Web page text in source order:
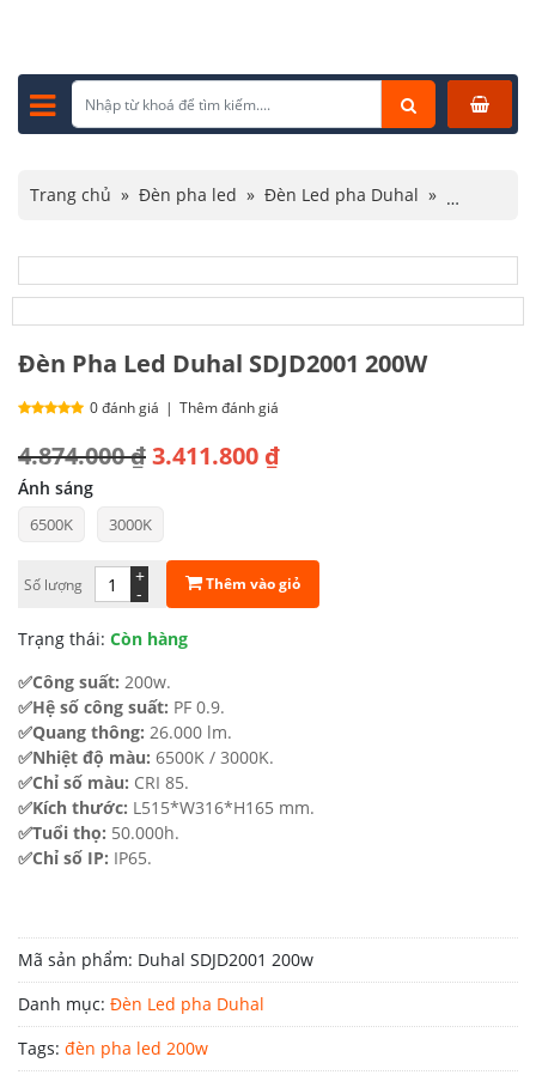
Trang chủ » Đèn pha led » Đèn Led pha Duhal »
Đèn Pha Led Duhal SDJD2001 200W
0 đánh giá | Thêm đánh giá
4.874.000₫
Giá
gốc
là:
4.874.000 ₫.
3.411.800 ₫
Giá
hiện
tại
3.411.800 ₫.
Ánh sáng
6500K 3000K
Số lượng -
+ Thêm vào giỏ
Trạng thái: Còn hàng
✅Công suất: 200w.
✅Hệ số công suất: PF 0.9.
✅Quang thông: 26.000 lm.
✅Nhiệt độ màu: 6500K / 3000K.
✅Chỉ số màu: CRI 85.
✅Kích thước: L515*W316*H165 mm.
✅Tuổi thọ: 50.000h.
✅Chỉ số IP: IP65.
Mã sản phẩm: Duhal SDJD2001 200w
Danh mục: Đèn Led pha Duhal
Tags: đèn pha led 200w